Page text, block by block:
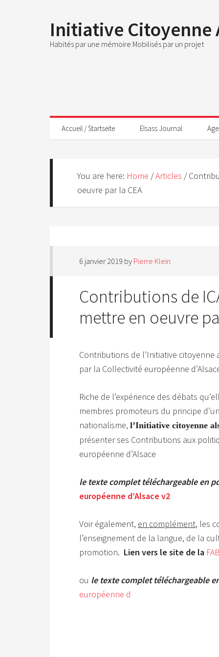
Initiative Citoyenne
Habités par une mémoire Mobilisés par un projet
Accueil / Startseite Elsass Journal
You are here: Home /Articles /
oeuvre par la CEA
6 janvier 2019 by Pierre Klein
Contributions de
mettre en oeuvre
Contributions de l’Initiative
par la Collectivité européenne
Riche de l’expérience des débats
membres promoteurs du principe
nationalisme, l’Initiative citoyenne
présenter ses Contributions aux
européenne d’Alsace
le texte complet téléchargeable en
européenne d’Alsace v2
Voir également, en complément, les
l’enseignement de la langue, de la
promotion. Lien vers le site de la FAB
ou le texte complet téléchargeable
européenne d